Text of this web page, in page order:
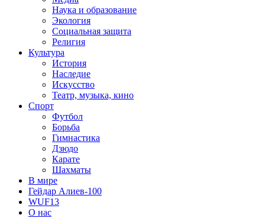
Наука и образование
Экология
Социальная защита
Религия
Культура
История
Наследие
Искусство
Театр, музыка, кино
Спорт
Футбол
Борьба
Гимнастика
Дзюдо
Карате
Шахматы
В мире
Гейдар Алиев-100
WUF13
О нас